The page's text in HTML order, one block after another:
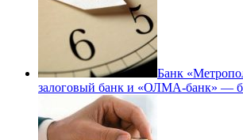
Банк
залоговый банк и «ОЛМА-банк» —